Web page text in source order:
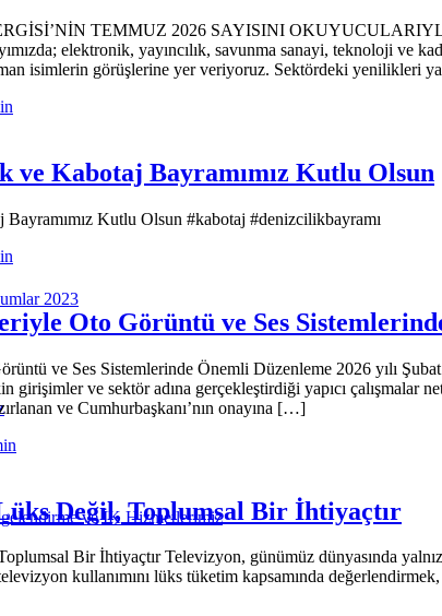
2023
ve İK Hizmetlerimiz
TEMMUZ 2026 SAYISINI OKUYUCULARIYLA
elektronik, yayıncılık, savunma sanayi, teknoloji ve
isimlerin görüşlerine yer veriyoruz. Sektördeki yenilikleri
ve Kabotaj Bayramımız Kutlu Olsun
Kutlu Olsun #kabotaj #denizcilikbayramı
Oto Görüntü ve Ses
ve Ses Sistemlerinde Önemli Düzenleme 2026 yılı
girişimler ve sektör adına gerçekleştirdiği yapıcı
ve Cumhurbaşkanı’nın onayına […]
Değil, Toplumsal Bir İhtiyaçtır
Bir İhtiyaçtır Televizyon, günümüz dünyasında
kullanımını lüks tüketim kapsamında